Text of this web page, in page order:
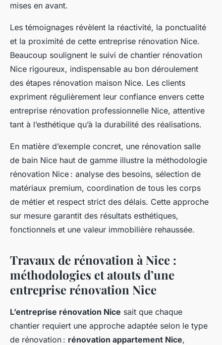
mises en avant.
Les témoignages révèlent la réactivité, la ponctualité
et la proximité de cette entreprise rénovation Nice.
Beaucoup soulignent le suivi de chantier rénovation
Nice rigoureux, indispensable au bon déroulement
des étapes rénovation maison Nice. Les clients
expriment régulièrement leur confiance envers cette
entreprise rénovation professionnelle Nice, attentive
tant à l’esthétique qu’à la durabilité des réalisations.
En matière d’exemple concret, une rénovation salle
de bain Nice haut de gamme illustre la méthodologie
rénovation Nice : analyse des besoins, sélection de
matériaux premium, coordination de tous les corps
de métier et respect strict des délais. Cette approche
sur mesure garantit des résultats esthétiques,
fonctionnels et une valeur immobilière rehaussée.
Travaux de rénovation à Nice :
méthodologies et atouts d’une
entreprise rénovation Nice
L’entreprise rénovation Nice sait que chaque
chantier requiert une approche adaptée selon le type
de rénovation : rénovation appartement Nice,